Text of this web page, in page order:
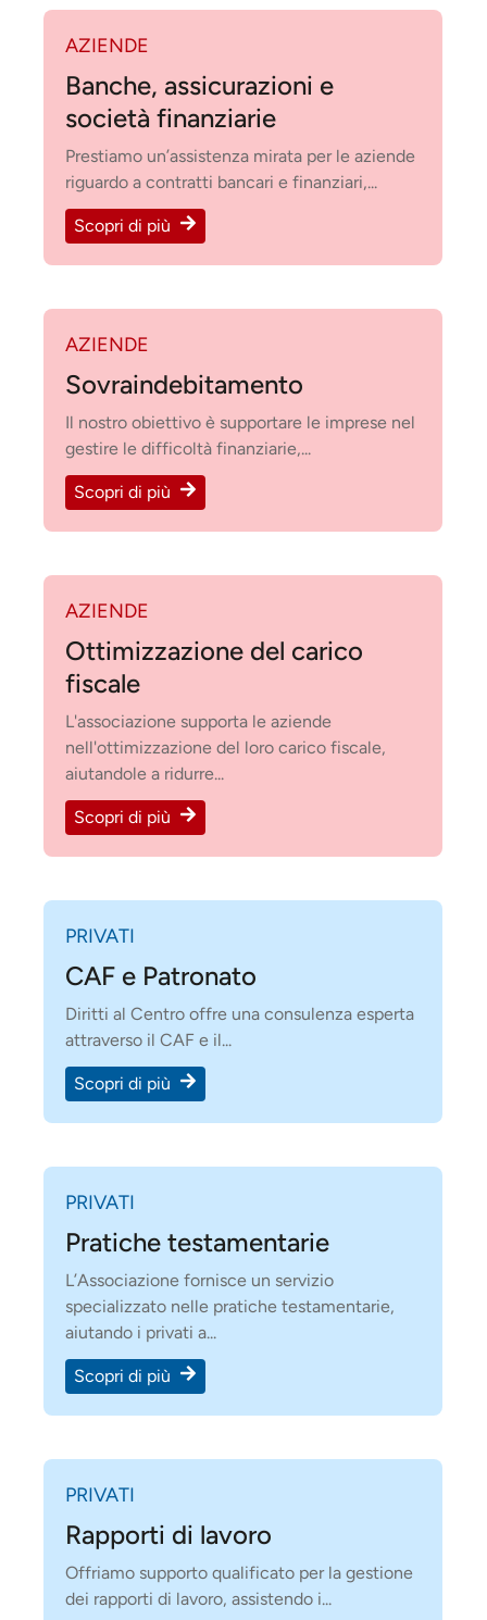
AZIENDE
Banche, assicurazioni e
società finanziarie
Prestiamo un’assistenza mirata per le aziende
riguardo a contratti bancari e finanziari,...
Scopri di più
AZIENDE
Sovraindebitamento
Il nostro obiettivo è supportare le imprese nel
gestire le difficoltà finanziarie,...
Scopri di più
AZIENDE
Ottimizzazione del carico
fiscale
L'associazione supporta le aziende
nell'ottimizzazione del loro carico fiscale,
aiutandole a ridurre...
Scopri di più
PRIVATI
CAF e Patronato
Diritti al Centro offre una consulenza esperta
attraverso il CAF e il...
Scopri di più
PRIVATI
Pratiche testamentarie
L’Associazione fornisce un servizio
specializzato nelle pratiche testamentarie,
aiutando i privati a...
Scopri di più
PRIVATI
Rapporti di lavoro
Offriamo supporto qualificato per la gestione
dei rapporti di lavoro, assistendo i...